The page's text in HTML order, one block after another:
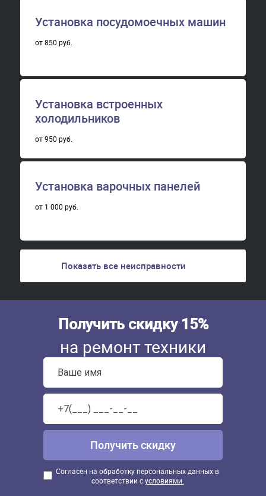
Установка посудомоечных машин
от 850 руб.
Установка встроенных
холодильников
от 950 руб.
Установка варочных панелей
от 1 000 руб.
Показать все неисправности
Получить скидку 15%
на ремонт техники
Согласен на обработку персональных данных в
соответствии сусловиями.